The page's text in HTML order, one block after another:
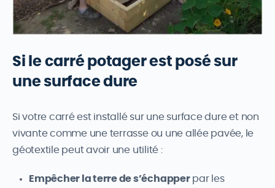
Si le carré potager est posé sur
une surface dure
Si votre carré est installé sur une surface dure et non
vivante comme une terrasse ou une allée pavée, le
géotextile peut avoir une utilité :
Empêcher la terre de s’échapperpar les